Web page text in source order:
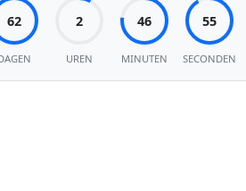
62 2
UREN
46
MINUTEN
56
SECONDEN